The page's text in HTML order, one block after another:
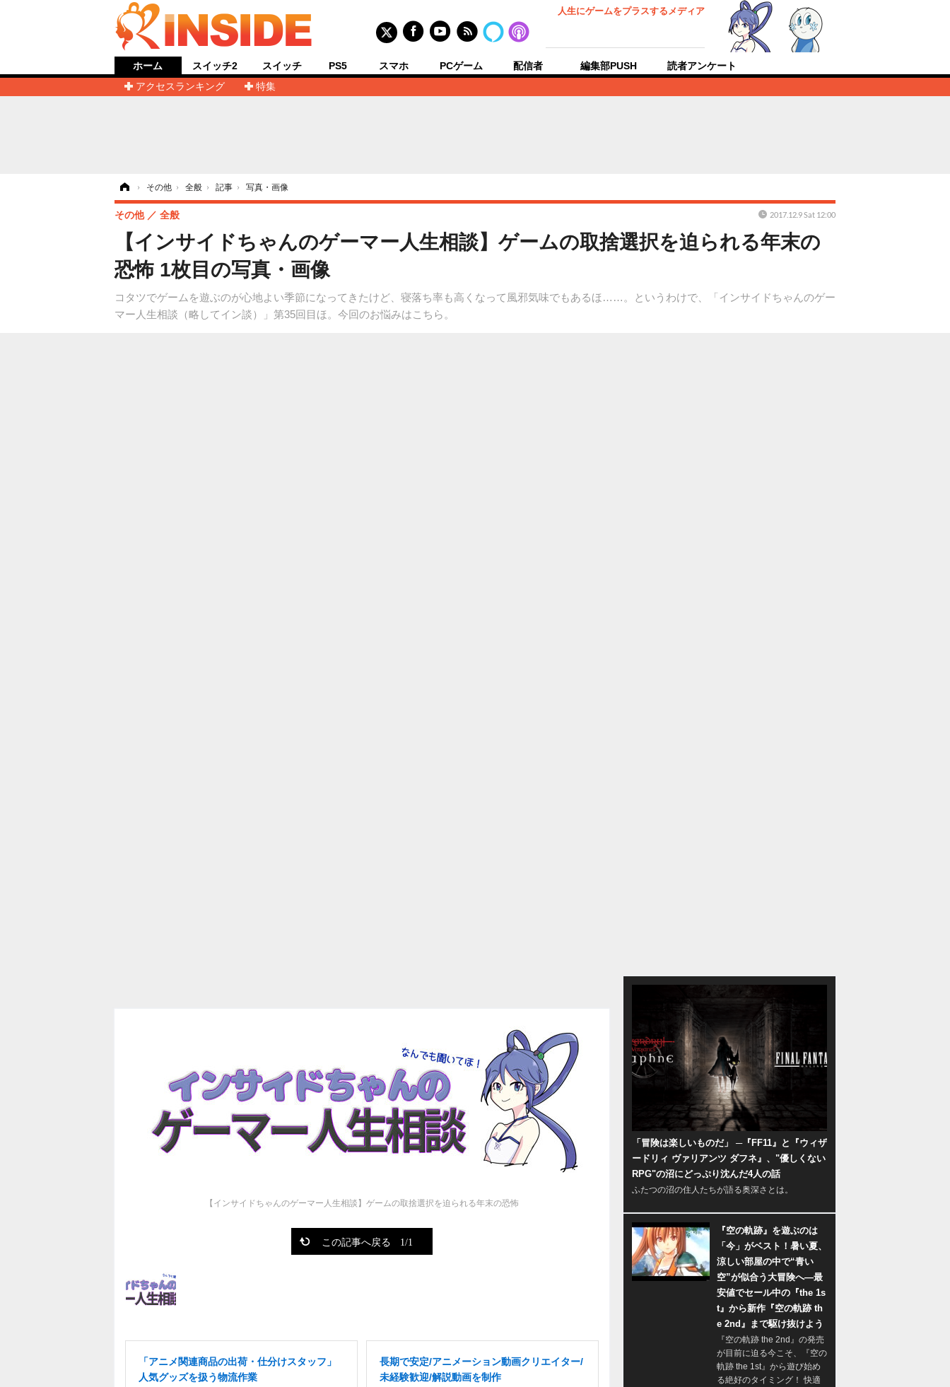
人生にゲームをプラスするメディア
ホーム
アクセスランキング
特集
スイッチ2 スイッチ PS5 スマホ PCゲーム 配信者 編集部PUSH 読者アンケート
› その他 › 全般 › 記事 › 写真・画像
【インサイドちゃんのゲーマー人生相談】ゲームの取捨選択を迫られる年末の
恐怖 1枚目の写真・画像
コタツでゲームを遊ぶのが心地よい季節になってきたけど、寝落ち率も高くなって風邪気味でもあるほ……。というわけで、「インサイドちゃんのゲー
マー人生相談（略してイン談）」第35回目ほ。今回のお悩みはこちら。
その他 全般 2017.12.9 Sat 12:00
【インサイドちゃんのゲーマー人生相談】ゲームの取捨選択を迫られる年末の恐怖
この記事へ戻る 1/1
「アニメ関連商品の出荷・仕分けスタッフ」
人気グッズを扱う物流作業
長期で安定/アニメーション動画クリエイター/
未経験歓迎/解説動画を制作
「冒険は楽しいものだ」 ─『FF11』と『ウィザ
ードリィ ヴァリアンツ ダフネ』、"優しくない
RPG"の沼にどっぷり沈んだ4人の話
ふたつの沼の住人たちが語る奥深さとは。
『空の軌跡』を遊ぶのは
「今」がベスト！暑い夏、
涼しい部屋の中で“青い
空”が似合う大冒険へ―最
安値でセール中の『the 1s
t』から新作『空の軌跡 th
e 2nd』まで駆け抜けよう
『空の軌跡 the 2nd』の発売
が目前に迫る今こそ、『空の
軌跡 the 1st』から遊び始め
る絶好のタイミング！ 快適